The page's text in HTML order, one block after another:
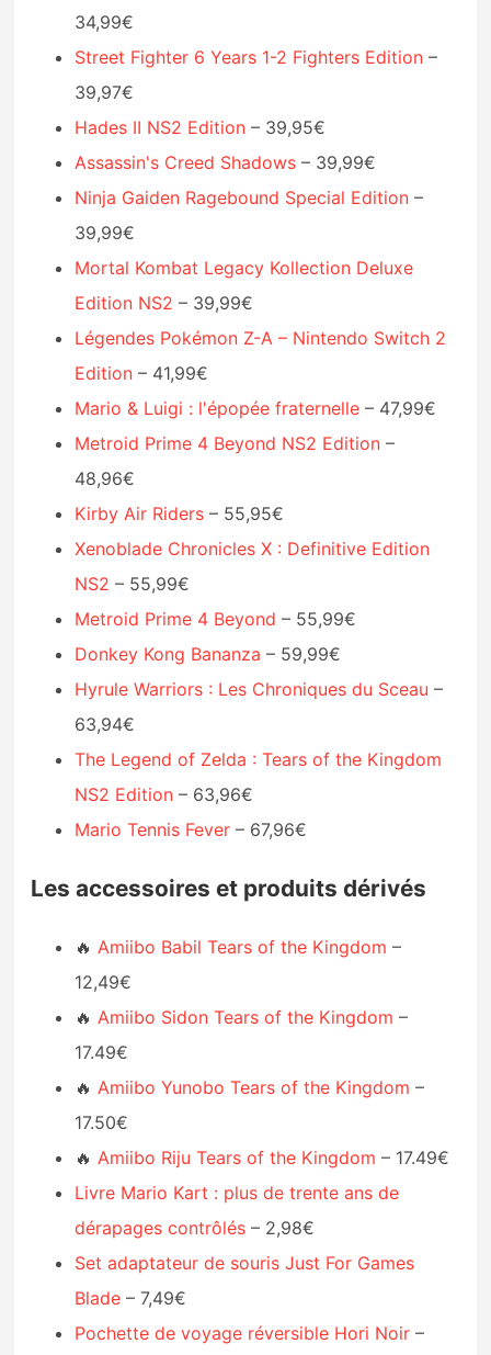
34,99€
Street Fighter 6 Years 1-2 Fighters Edition –
39,97€
Hades II NS2 Edition – 39,95€
Assassin's Creed Shadows – 39,99€
Ninja Gaiden Ragebound Special Edition –
39,99€
Mortal Kombat Legacy Kollection Deluxe
Edition NS2 – 39,99€
Légendes Pokémon Z-A – Nintendo Switch 2
Edition – 41,99€
Mario & Luigi : l'épopée fraternelle – 47,99€
Metroid Prime 4 Beyond NS2 Edition –
48,96€
Kirby Air Riders – 55,95€
Xenoblade Chronicles X : Definitive Edition
NS2 – 55,99€
Metroid Prime 4 Beyond – 55,99€
Donkey Kong Bananza – 59,99€
Hyrule Warriors : Les Chroniques du Sceau –
63,94€
The Legend of Zelda : Tears of the Kingdom
NS2 Edition – 63,96€
Mario Tennis Fever – 67,96€
Les accessoires et produits dérivés
🔥 Amiibo Babil Tears of the Kingdom –
12,49€
🔥 Amiibo Sidon Tears of the Kingdom –
17.49€
🔥 Amiibo Yunobo Tears of the Kingdom –
17.50€
🔥 Amiibo Riju Tears of the Kingdom – 17.49€
Livre Mario Kart : plus de trente ans de
dérapages contrôlés – 2,98€
Set adaptateur de souris Just For Games
Blade – 7,49€
Pochette de voyage réversible Hori Noir –